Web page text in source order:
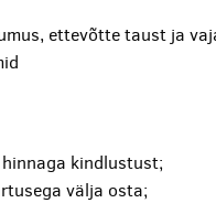
ettevõtte taust ja
kindlustust;
välja osta;